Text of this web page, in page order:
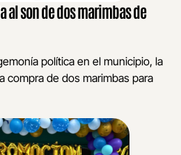
al son de dos marimbas de
política en el municipio, la
compra de dos marimbas para